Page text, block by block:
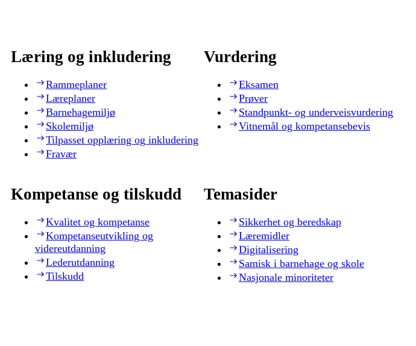
Læring og inkludering
Rammeplaner
Læreplaner
Barnehagemiljø
Skolemiljø
Tilpasset opplæring og inkludering
Fravær
Vurdering
Eksamen
Prøver
Standpunkt- og underveisvurdering
Vitnemål og kompetansebevis
Kompetanse og tilskudd
Kvalitet og kompetanse
Kompetanseutvikling og
videreutdanning
Lederutdanning
Tilskudd
Temasider
Sikkerhet og beredskap
Læremidler
Digitalisering
Samisk i barnehage og skole
Nasjonale minoriteter